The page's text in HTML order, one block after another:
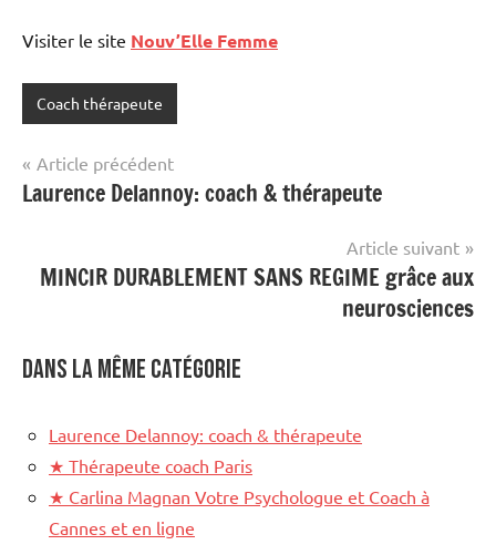
Visiter le site Nouv’Elle Femme
Coach thérapeute
Navigation
de
Article précédent
Laurence Delannoy: coach & thérapeute
Article suivant
MINCIR DURABLEMENT SANS REGIME grâce aux
neurosciences
Dans la même catégorie
Laurence Delannoy: coach & thérapeute
★ Thérapeute coach Paris
★ Carlina Magnan Votre Psychologue et Coach à
Cannes et en ligne